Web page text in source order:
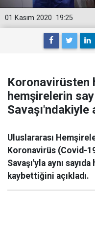
19:25
01 Kasım 2020
Koronavirüsten
hemşirelerin
Savaşı'ndakiyle
Uluslararası
Koronavirüs (Covid-
Savaşı'yla aynı
kaybettiğini açıkladı.